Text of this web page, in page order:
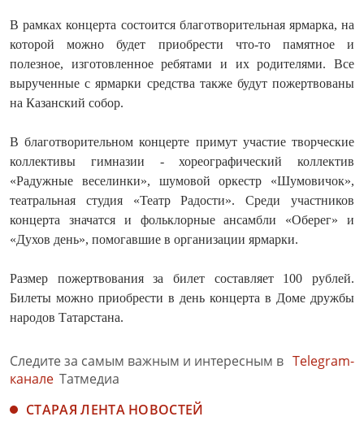
В рамках концерта состоится благотворительная ярмарка, на
которой можно будет приобрести что-то памятное и
полезное, изготовленное ребятами и их родителями. Все
вырученные с ярмарки средства также будут пожертвованы
на Казанский собор.
В благотворительном концерте примут участие творческие
коллективы гимназии - хореографический коллектив
«Радужные веселинки», шумовой оркестр «Шумовичок»,
театральная студия «Театр Радости». Среди участников
концерта значатся и фольклорные ансамбли «Оберег» и
«Духов день», помогавшие в организации ярмарки.
Размер пожертвования за билет составляет 100 рублей.
Билеты можно приобрести в день концерта в Доме дружбы
народов Татарстана.
Следите за самым важным и интересным в Telegram-
канале Татмедиа
СТАРАЯ ЛЕНТА НОВОСТЕЙ